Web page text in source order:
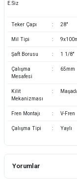
E.Siz
Teker Çapı : 28"
Mil Tipi :
Şaft Borusu : 1 1/8"
Çalışma
Mesafesi
: 65mm
Kilit
Mekanizması
:
Fren Montajı : V-Fren
Çalışma Tipi : Yaylı
Yorumlar